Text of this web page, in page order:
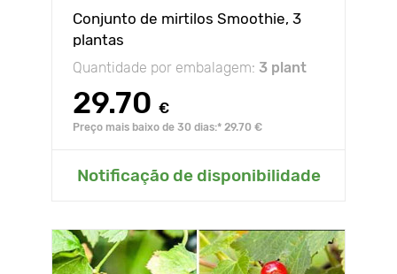
Conjunto de mirtilos Smoothie, 3
plantas
Quantidade por embalagem: 3 plant
29.70 €
Preço mais baixo de 30 dias:* 29.70 €
Notificação de disponibilidade